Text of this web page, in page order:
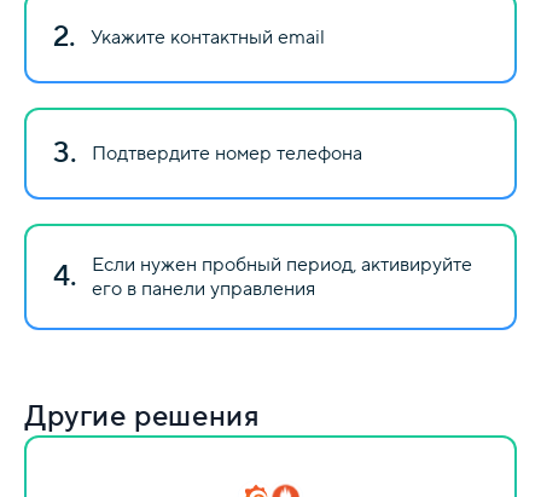
2. Укажите контактный email
3. Подтвердите номер телефона
4.
Если нужен пробный период, активируйте
его в панели управления
Другие решения